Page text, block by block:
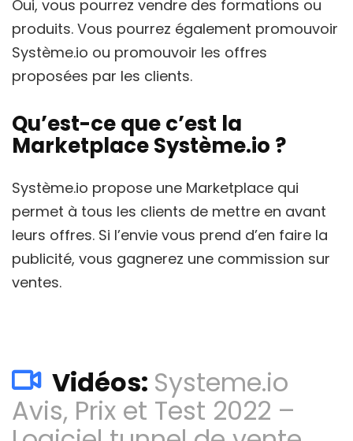
Oui, vous pourrez vendre des formations ou
produits. Vous pourrez également promouvoir
Système.io ou promouvoir les offres
proposées par les clients.
Qu’est-ce que c’est la
Marketplace Système.io ?
Système.io propose une Marketplace qui
permet à tous les clients de mettre en avant
leurs offres. Si l’envie vous prend d’en faire la
publicité, vous gagnerez une commission sur
ventes.
Vidéos: Systeme.io
Avis, Prix et Test 2022 –